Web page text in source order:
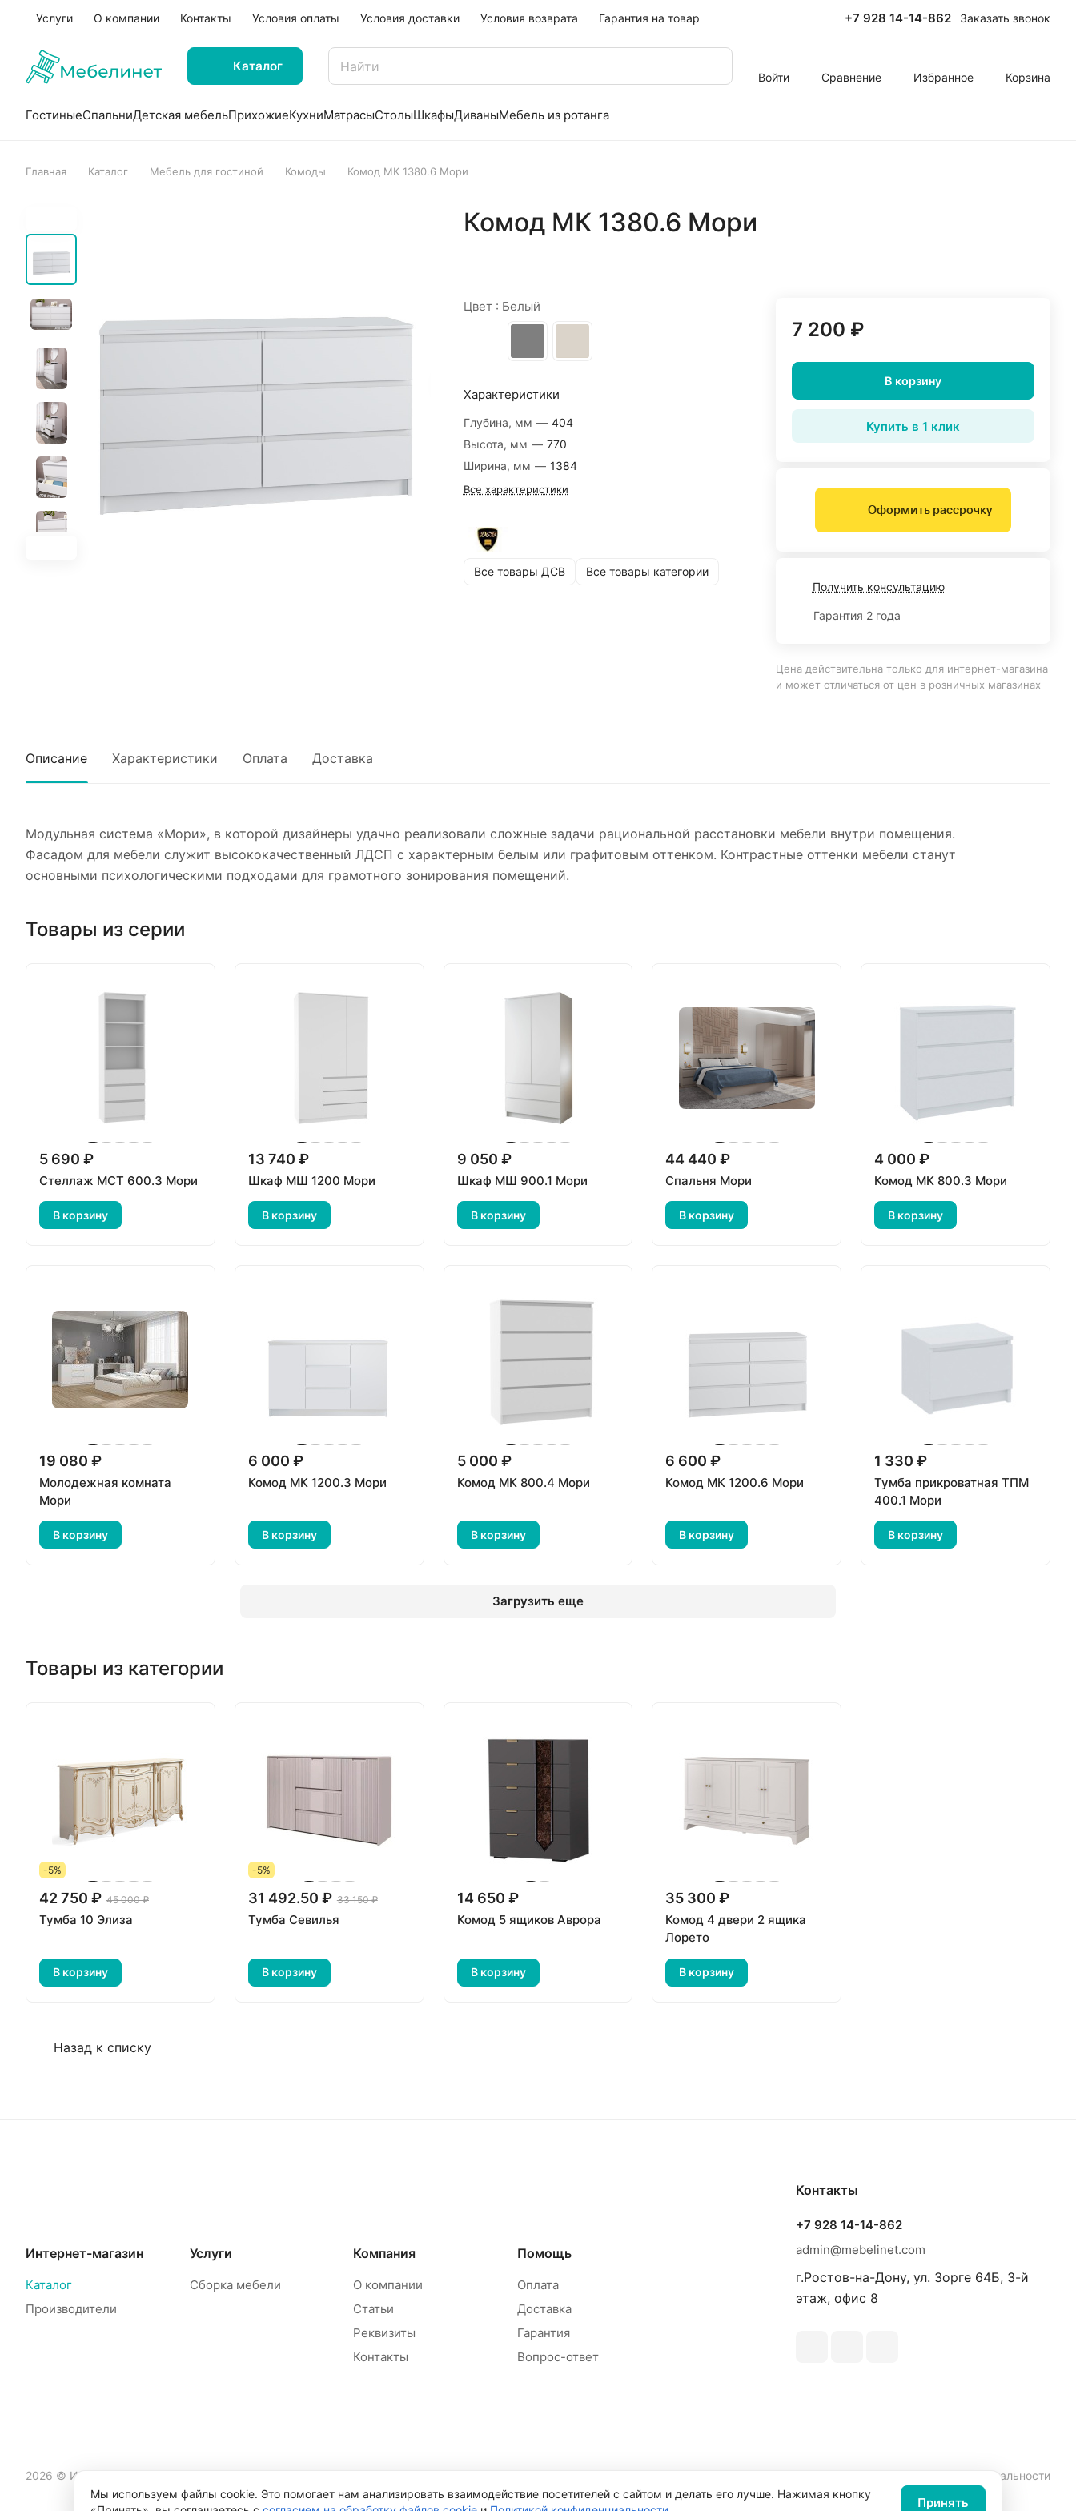
Услуги О компании Контакты Условия оплаты Условия доставки Условия возврата Гарантия на товар +7 928 14-14-862 Заказать звонок
Каталог
Войти Сравнение Избранное Корзина
ГостиныеСпальниДетская мебельПрихожиеКухниМатрасыСтолыШкафыДиваныМебель из ротанга
Главная Каталог Мебель для гостиной Комоды Комод МК 1380.6 Мори
Комод МК 1380.6 Мори
Цвет : Белый
Характеристики
Глубина, мм — 404
Высота, мм — 770
Ширина, мм — 1384
Все характеристики
Все товары ДСВ Все товары категории
7 200 ₽
В корзину
Купить в 1 клик
Оформить рассрочку
Получить консультацию
Гарантия 2 года
Цена действительна только для интернет-магазина
и может отличаться от цен в розничных магазинах
Описание Характеристики Оплата Доставка
Модульная система «Мори», в которой дизайнеры удачно реализовали сложные задачи рациональной расстановки мебели внутри помещения.
Фасадом для мебели служит высококачественный ЛДСП с характерным белым или графитовым оттенком. Контрастные оттенки мебели станут
основными психологическими подходами для грамотного зонирования помещений.
Товары из серии
5 690 ₽
Стеллаж МСТ 600.3 Мори
В корзину
13 740 ₽
Шкаф МШ 1200 Мори
В корзину
9 050 ₽
Шкаф МШ 900.1 Мори
В корзину
44 440 ₽
Спальня Мори
В корзину
4 000 ₽
Комод МК 800.3 Мори
В корзину
19 080 ₽
Молодежная комната
Мори
В корзину
6 000 ₽
Комод МК 1200.3 Мори
В корзину
5 000 ₽
Комод МК 800.4 Мори
В корзину
6 600 ₽
Комод МК 1200.6 Мори
В корзину
1 330 ₽
Тумба прикроватная ТПМ
400.1 Мори
В корзину
Загрузить еще
Товары из категории
-5%
42 750 ₽ 45 000 ₽
Тумба 10 Элиза
В корзину
-5%
31 492.50 ₽ 33 150 ₽
Тумба Севилья
В корзину
14 650 ₽
Комод 5 ящиков Аврора
В корзину
35 300 ₽
Комод 4 двери 2 ящика
Лорето
В корзину
Назад к списку
Интернет-магазин
Каталог
Производители
Услуги
Сборка мебели
Компания
О компании
Статьи
Реквизиты
Контакты
Помощь
Оплата
Доставка
Гарантия
Вопрос-ответ
Контакты
+7 928 14-14-862
admin@mebelinet.com
г.Ростов-на-Дону, ул. Зорге 64Б, 3-й
этаж, офис 8
2026 © Интернет-магазин мебели Mebelinet
Политика конфиденциальности
Мы используем файлы cookie. Это помогает нам анализировать взаимодействие посетителей с сайтом и делать его лучше. Нажимая кнопку
Принять